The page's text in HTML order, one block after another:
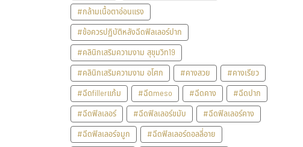
#กล้ามเนื้อตาอ่อนแรง
#ข้อควรปฏิบัติหลังฉีดฟิลเลอร์ปาก
#คลินิกเสริมความงาม สุขุมวิท19
#คลินิกเสริมความงาม อโศก
#คางสวย
#คางเรียว
#ฉีดfillerแก้ม
#ฉีดmeso #ฉีดคาง
#ฉีดปาก
#ฉีดฟิลเลอร์
#ฉีดฟิลเลอร์ขมับ
#ฉีดฟิลเลอร์คาง
#ฉีดฟิลเลอร์จมูก
#ฉีดฟิลเลอร์ดอลลี่อาย